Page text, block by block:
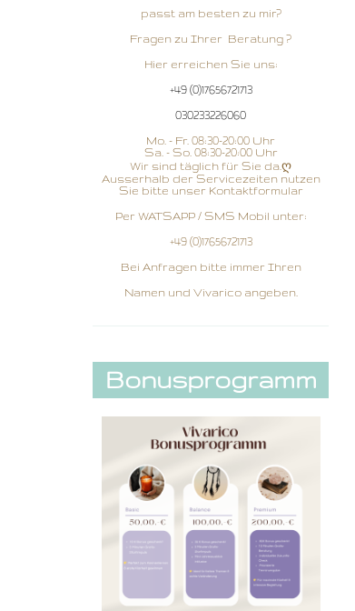
passt am besten zu mir?
Fragen zu Ihrer Beratung ?
Hier erreichen Sie uns:
+49 (0)17656721713
030233226060
Mo. - Fr. 08:30-20:00 Uhr
Sa. - So. 08:30-20:00 Uhr
Wir sind täglich für Sie da.ღ
Ausserhalb der Servicezeiten nutzen
Sie bitte unser Kontaktformular
Per WATSAPP / SMS Mobil unter:
+49 (0)17656721713
Bei Anfragen bitte immer Ihren
Namen und Vivarico angeben.
Bonusprogramm